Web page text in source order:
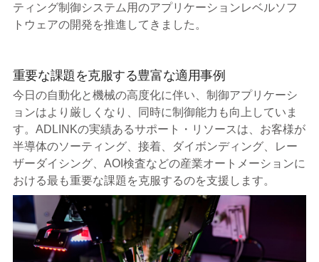
ティング制御システム用のアプリケーションレベルソフ
トウェアの開発を推進してきました。
重要な課題を克服する豊富な適用事例
今日の自動化と機械の高度化に伴い、制御アプリケーシ
ョンはより厳しくなり、同時に制御能力も向上していま
す。ADLINKの実績あるサポート・リソースは、お客様が
半導体のソーティング、接着、ダイボンディング、レー
ザーダイシング、AOI検査などの産業オートメーションに
おける最も重要な課題を克服するのを支援します。